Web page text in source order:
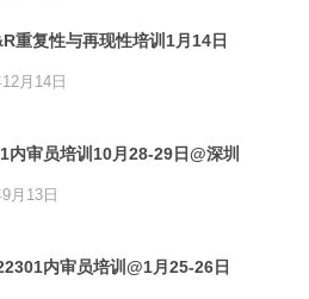
重复性与再现性培训1月14日
月14日
内审员培训10月28-29日@深圳
月13日
内审员培训@1月25-26日